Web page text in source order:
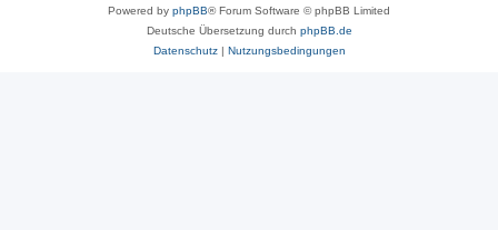
Powered by phpBB® Forum Software © phpBB Limited
Deutsche Übersetzung durch phpBB.de
Datenschutz| Nutzungsbedingungen